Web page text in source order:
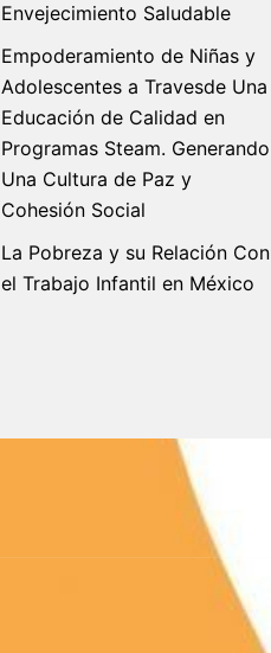
Envejecimiento Saludable
Empoderamiento de Niñas y
Adolescentes a Travesde Una
Educación de Calidad en
Programas Steam. Generando
Una Cultura de Paz y
Cohesión Social
La Pobreza y su Relación Con
el Trabajo Infantil en México